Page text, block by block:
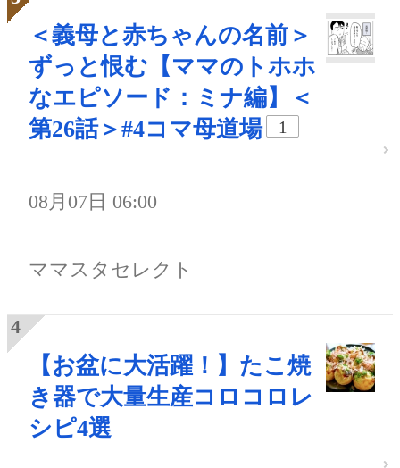
＜義母と赤ちゃんの名前＞
ずっと恨む【ママのトホホ
なエピソード：ミナ編】＜
第26話＞#4コマ母道場
1
08月07日 06:00
ママスタセレクト
【お盆に大活躍！】たこ焼
き器で大量生産コロコロレ
シピ4選